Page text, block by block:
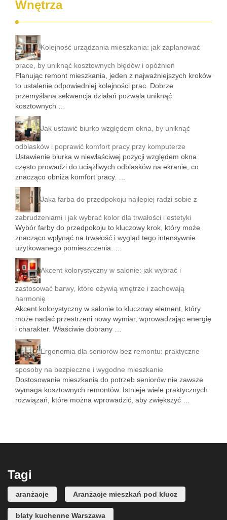
Wnętrza
Kolejność urządzania mieszkania: jak zaplanować
prace, by uniknąć kosztownych błędów i opóźnień
Planując remont mieszkania, jeden z najważniejszych kroków
to ustalenie odpowiedniej kolejności prac. Dobrze
przemyślana sekwencja działań pozwala uniknąć
kosztownych …
Jak ustawić biurko względem okna, by uniknąć
odblasków i poprawić komfort pracy przy komputerze
Ustawienie biurka w niewłaściwej pozycji względem okna
często prowadzi do uciążliwych odblasków na ekranie, co
znacząco obniża komfort pracy. …
Jaka farba do przedpokoju najlepiej radzi sobie z
zabrudzeniami i jak wybrać kolor dla trwałości i estetyki
Wybór farby do przedpokoju to kluczowy krok, który może
znacząco wpłynąć na trwałość i wygląd tego intensywnie
użytkowanego pomieszczenia. …
Akcent kolorystyczny w salonie: jak wybrać i
zastosować barwy, które ożywią wnętrze i zachowają
harmonię
Akcent kolorystyczny w salonie to kluczowy element, który
może nadać przestrzeni nowy wymiar, wprowadzając energię
i charakter. Właściwie dobrany …
Ergonomia dla seniorów bez remontu: praktyczne
sposoby na bezpieczne i wygodne mieszkanie
Dostosowanie mieszkania do potrzeb seniorów nie zawsze
wymaga kosztownych remontów. Istnieje wiele praktycznych
rozwiązań, które można wprowadzić, aby zwiększyć …
Tagi
aranżacje Aranżacje mieszkań pod klucz
blaty kuchenne Warszawa